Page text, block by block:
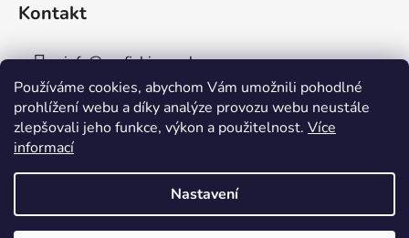
Používáme cookies, abychom Vám umožnili pohodlné
prohlížení webu a díky analýze provozu webu neustále
zlepšovali jeho funkce, výkon a použitelnost. Více
informací
Nastavení
Kontakt
info@aaafishingpraha.cz
778 011 878